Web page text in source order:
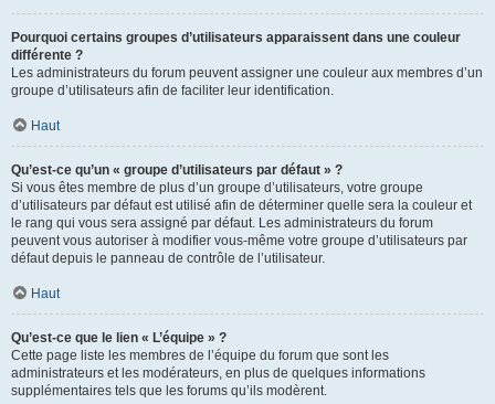
Pourquoi certains groupes d’utilisateurs apparaissent dans une couleur
différente ?
Les administrateurs du forum peuvent assigner une couleur aux membres d’un
groupe d’utilisateurs afin de faciliter leur identification.
Haut
Qu’est-ce qu’un « groupe d’utilisateurs par défaut » ?
Si vous êtes membre de plus d’un groupe d’utilisateurs, votre groupe
d’utilisateurs par défaut est utilisé afin de déterminer quelle sera la couleur et
le rang qui vous sera assigné par défaut. Les administrateurs du forum
peuvent vous autoriser à modifier vous-même votre groupe d’utilisateurs par
défaut depuis le panneau de contrôle de l’utilisateur.
Haut
Qu’est-ce que le lien « L’équipe » ?
Cette page liste les membres de l’équipe du forum que sont les
administrateurs et les modérateurs, en plus de quelques informations
supplémentaires tels que les forums qu’ils modèrent.